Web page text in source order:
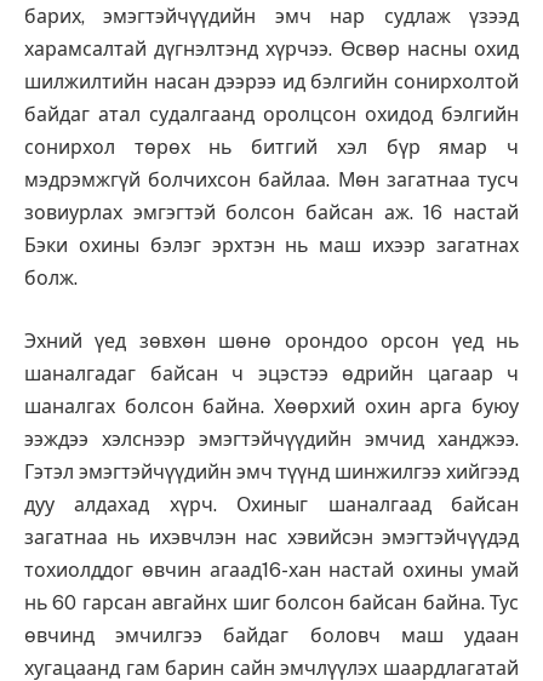
барих, эмэгтэйчүүдийн эмч нар судлаж үзээд
харамсалтай дүгнэлтэнд хүрчээ. Өсвөр насны охид
шилжилтийн насан дээрээ ид бэлгийн сонирхолтой
байдаг атал судалгаанд оролцсон охидод бэлгийн
сонирхол төрөх нь битгий хэл бүр ямар ч
мэдрэмжгүй болчихсон байлаа. Мөн загатнаа тусч
зовиурлах эмгэгтэй болсон байсан аж. 16 настай
Бэки охины бэлэг эрхтэн нь маш ихээр загатнах
болж.
Эхний үед зөвхөн шөнө орондоо орсон үед нь
шаналгадаг байсан ч эцэстээ өдрийн цагаар ч
шаналгах болсон байна. Хөөрхий охин арга буюу
ээждээ хэлснээр эмэгтэйчүүдийн эмчид ханджээ.
Гэтэл эмэгтэйчүүдийн эмч түүнд шинжилгээ хийгээд
дуу алдахад хүрч. Охиныг шаналгаад байсан
загатнаа нь ихэвчлэн нас хэвийсэн эмэгтэйчүүдэд
тохиолддог өвчин агаад16-хан настай охины умай
нь 60 гарсан авгайнх шиг болсон байсан байна. Тус
өвчинд эмчилгээ байдаг боловч маш удаан
хугацаанд гам барин сайн эмчлүүлэх шаардлагатай